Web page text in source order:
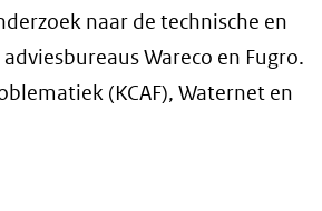
naar de technische en
Wareco en Fugro.
(KCAF), Waternet en